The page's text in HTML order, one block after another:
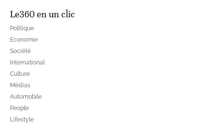
Le360 en un clic
Politique
Economie
Société
International
Culture
Médias
Automobile
People
Lifestyle